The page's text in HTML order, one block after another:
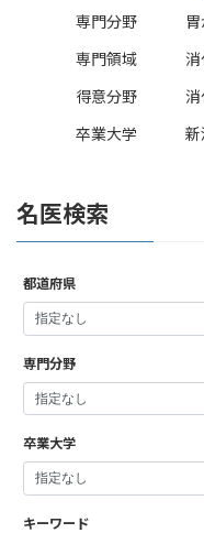
専門分野
専門領域
消
得意分野
消
卒業大学
新
名医検索
都道府県
専門分野
卒業大学
キーワード